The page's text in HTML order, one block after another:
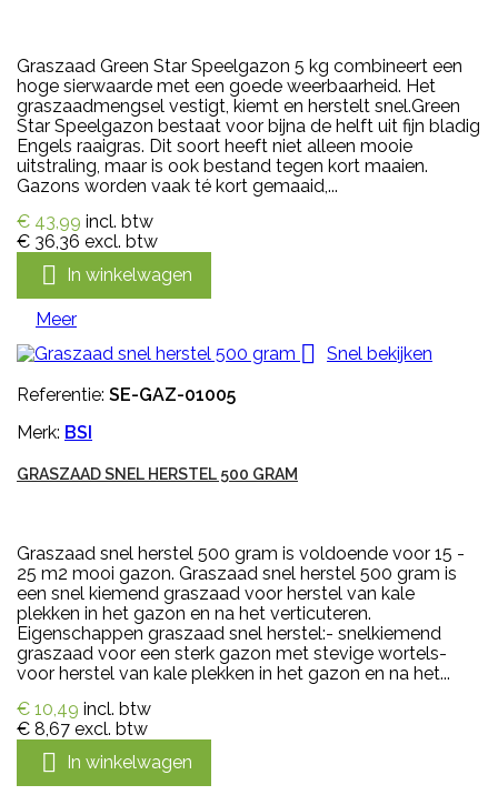
Graszaad Green Star Speelgazon 5 kg combineert een
hoge sierwaarde met een goede weerbaarheid. Het
graszaadmengsel vestigt, kiemt en herstelt snel.Green
Star Speelgazon bestaat voor bijna de helft uit fijn bladig
Engels raaigras. Dit soort heeft niet alleen mooie
uitstraling, maar is ook bestand tegen kort maaien.
Gazons worden vaak té kort gemaaid,...
€ 43,99 incl. btw
€ 36,36 excl. btw
 In winkelwagen
Meer

Snel bekijken
Referentie: SE-GAZ-01005
Merk: BSI
GRASZAAD SNEL HERSTEL 500 GRAM
Graszaad snel herstel 500 gram is voldoende voor 15 -
25 m2 mooi gazon. Graszaad snel herstel 500 gram is
een snel kiemend graszaad voor herstel van kale
plekken in het gazon en na het verticuteren.
Eigenschappen graszaad snel herstel:- snelkiemend
graszaad voor een sterk gazon met stevige wortels-
voor herstel van kale plekken in het gazon en na het...
€ 10,49 incl. btw
€ 8,67 excl. btw
 In winkelwagen